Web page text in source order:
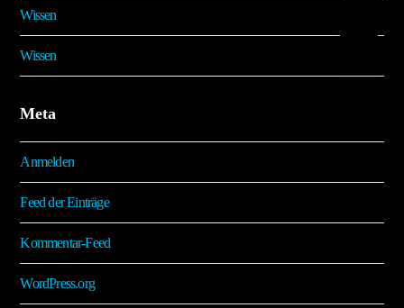
Wissen
Wissen
Meta
Anmelden
Feed der Einträge
Kommentar-Feed
WordPress.org